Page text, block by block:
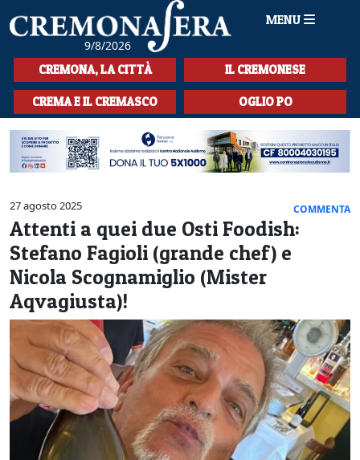
9/8/2026
MENU
HOME
CRONACA
SPORT
LA MUSICA
CULTURA
LA STORIA
SPETTACOLI
L'EDITORIALE
SEZIONI
CERCA
CREMONA, LA CITTÀ IL CREMONESE
CREMA E IL CREMASCO OGLIO PO
27 agosto 2025 COMMENTA
Attenti a quei due Osti Foodish:
Stefano Fagioli (grande chef) e
Nicola Scognamiglio (Mister
Aqvagiusta)!